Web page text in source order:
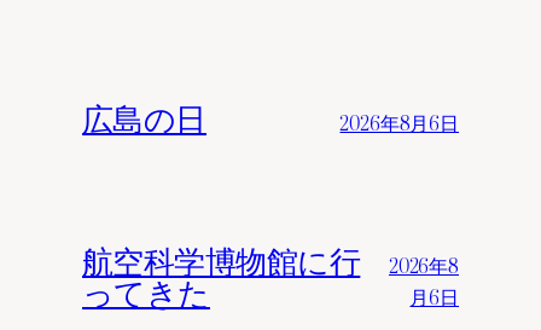
広島の日 2026年8月6日
航空科学博物館に行
ってきた
2026年8
月6日